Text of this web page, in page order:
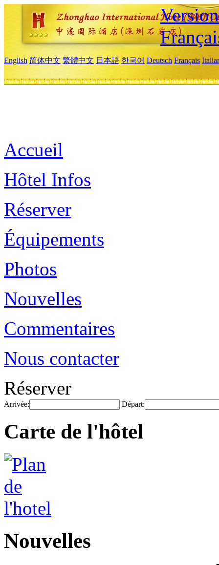
English 简体中文 繁體中文 日本語 한국어 Deutsch Français
Accueil
Hôtel Infos
Réserver
Équipements
Photos
Nouvelles
Commentaires
Nous contacter
Réserver
Arrivée: Départ:
Carte de l'hôtel
Nouvelles